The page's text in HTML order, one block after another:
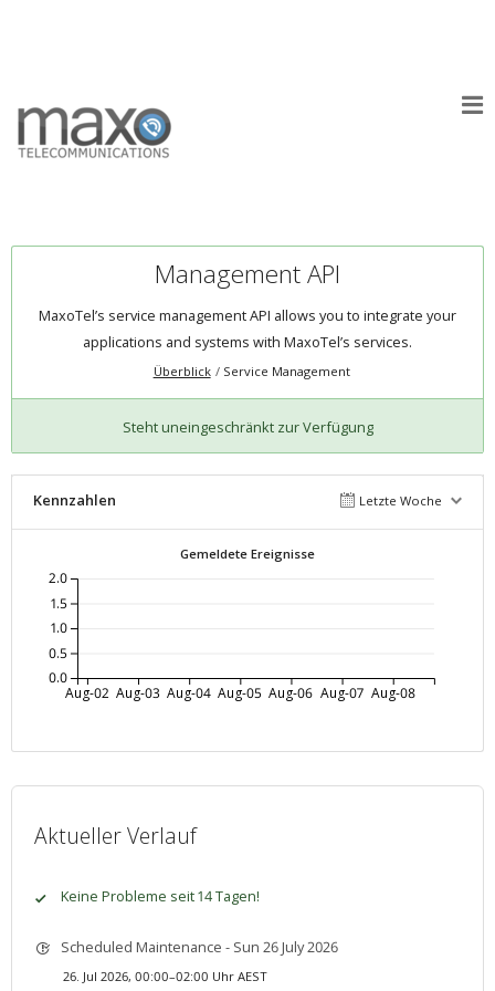
Management API
MaxoTel’s service management API allows you to integrate your
applications and systems with MaxoTel’s services.
Überblick Service Management
Steht uneingeschränkt zur Verfügung
Kennzahlen Letzte Woche
Gemeldete Ereignisse
Aug-02 Aug-03 Aug-04 Aug-05 Aug-06 Aug-07 Aug-08
0.0
0.5
1.0
1.5
2.0
Aktueller Verlauf
Keine Probleme seit 14 Tagen!
Scheduled Maintenance - Sun 26 July 2026
26. Jul 2026, 00:00–02:00 Uhr AEST